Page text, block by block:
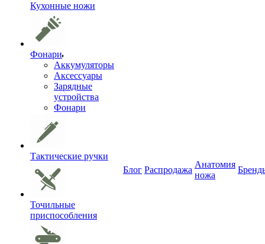
Кухонные ножи
Фонари
Аккумуляторы
Аксессуары
Зарядные
устройства
Фонари
Тактические ручки
Точильные
приспособления
Блог Распродажа
Анатомия
ножа